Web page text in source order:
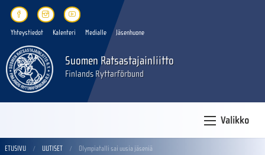
Yhteystiedot Kalenteri Medialle Jäsenhuone
Suomen Ratsastajainliitto
Finlands Ryttarförbund
Valikko
ETUSIVU UUTISET Olympiatalli sai uusia jäseniä